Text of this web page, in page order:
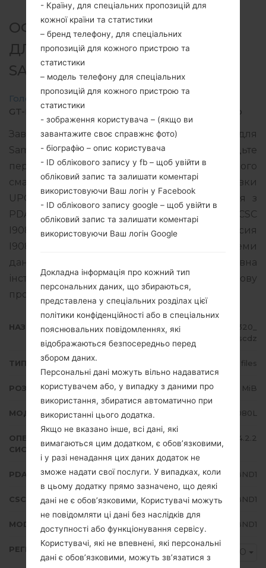
ОФІЦІЙНА ПРОШИВКА #1834
ДЛЯ GT-I9080L -
SAMSUNGGALAXY GRAND
Головна Galaxy Grand SamsungGT-I9080L
GT-I9080L_UPO_1_20140715121320_xgkq5iscdz.zip
Завантажте останнє оновлення прошивки для
Samsung Galaxy Grand, але не забудьте
перевірити, чи відповідає номер моделі вашого
смартфона вказаному GT-I9080L. Код прошивки
UPO для PARAGUAY. Продукт поставляється з
PDA версією I9080LUBUBND1 версія CSC
I9080LUUBBND1, MODEM версия
I9080LUBUBND1. Версія операційної системи
даної прошивки Android Jelly Bean 4.2.2. Повна
інструкція про те, як прошивати стокову
прошивку на пристроях Samsung
тут
НАЗВА ФАЙЛУ
GT-I9080L_UPO_1_20140715121320_
xgkq5iscdz
ТИП ПРОШИВКИ 4 files
РОЗМІР ФАЙЛУ 928.15 MiB
МОДЕЛЬ Samsung GT-I9080L
ОПЕРАЦІЙНА
СИСТЕМА
Android Jelly Bean 4.2.2
PDA/AP ВЕРСІЯ I9080LUBUBND1
CSC ВЕРСІЯ I9080LUUBBND1
MODEM/CP ВЕРСІЯ I9080LUBUBND1
РЕГІОН UPO
- Країну, для спеціальних пропозицій для
кожної країни та статистики
– бренд телефону, для спеціальних
пропозицій для кожного пристрою та
статистики
– модель телефону для спеціальних
пропозицій для кожного пристрою та
статистики
- зображення користувача – (якщо ви
завантажите своє справжнє фото)
- біографію – опис користувача
- ID облікового запису у fb – щоб увійти в
обліковий запис та залишати коментарі
використовуючи Ваш логін у Facebook
- ID облікового запису google – щоб увійти в
обліковий запис та залишати коментарі
використовуючи Ваш логін Google
Докладна інформація про кожний тип
персональних даних, що збираються,
представлена у спеціальних розділах цієї
політики конфіденційності або в спеціальних
пояснювальних повідомленнях, які
відображаються безпосередньо перед
збором даних.
Персональні дані можуть вільно надаватися
користувачем або, у випадку з даними про
використання, збиратися автоматично при
використанні цього додатка.
Якщо не вказано інше, всі дані, які
вимагаються цим додатком, є обов’язковими,
і у разі ненадання цих даних додаток не
зможе надати свої послуги. У випадках, коли
в цьому додатку прямо зазначено, що деякі
дані не є обов’язковими, Користувачі можуть
не повідомляти ці дані без наслідків для
доступності або функціонування сервісу.
Користувачі, які не впевнені, які персональні
дані є обов’язковими, можуть зв’язатися з